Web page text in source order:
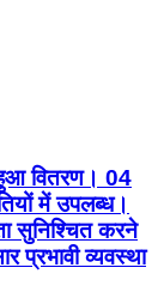
वितरण। 04
में उपलब्ध।
सुनिश्चित करने
प्रभावी व्यवस्था